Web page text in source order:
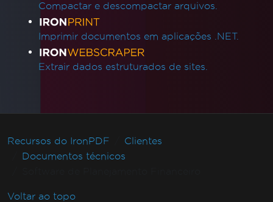
Compactar e descompactar arquivos.
Imprimir documentos em aplicações .NET.
Extrair dados estruturados de sites.
Recursos do IronPDF
Clientes
Documentos técnicos
Voltar ao topo